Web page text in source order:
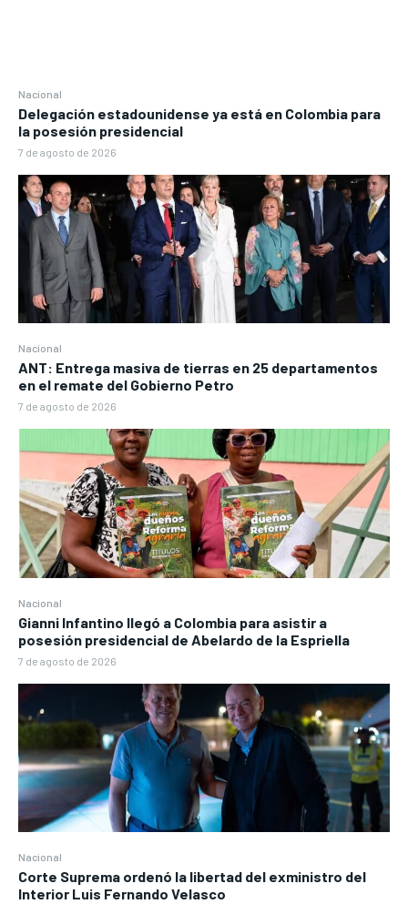
Nacional
Delegación estadounidense ya está en Colombia para
la posesión presidencial
7 de agosto de 2026
Nacional
ANT: Entrega masiva de tierras en 25 departamentos
en el remate del Gobierno Petro
7 de agosto de 2026
Nacional
Gianni Infantino llegó a Colombia para asistir a
posesión presidencial de Abelardo de la Espriella
7 de agosto de 2026
Nacional
Corte Suprema ordenó la libertad del exministro del
Interior Luis Fernando Velasco